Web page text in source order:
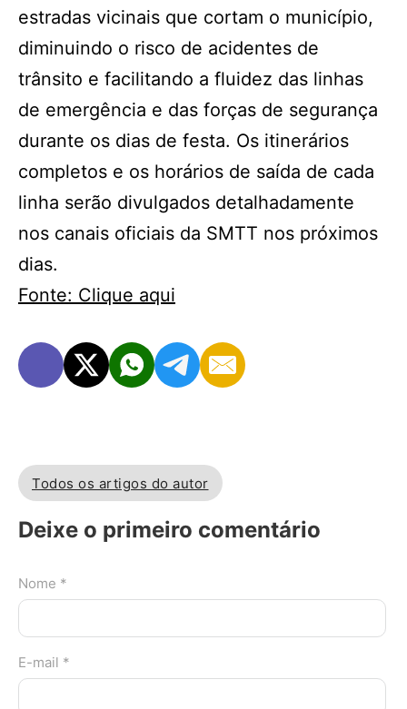
estradas vicinais que cortam o município,
diminuindo o risco de acidentes de
trânsito e facilitando a fluidez das linhas
de emergência e das forças de segurança
durante os dias de festa. Os itinerários
completos e os horários de saída de cada
linha serão divulgados detalhadamente
nos canais oficiais da SMTT nos próximos
dias.
Fonte: Clique aqui
Todos os artigos do autor
Deixe o primeiro comentário
Nome *
E-mail *